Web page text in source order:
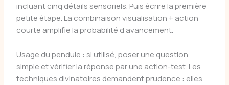
incluant cinq détails sensoriels. Puis écrire la première
petite étape. La combinaison visualisation + action
courte amplifie la probabilité d’avancement.
Usage du pendule : si utilisé, poser une question
simple et vérifier la réponse par une action-test. Les
techniques divinatoires demandent prudence : elles